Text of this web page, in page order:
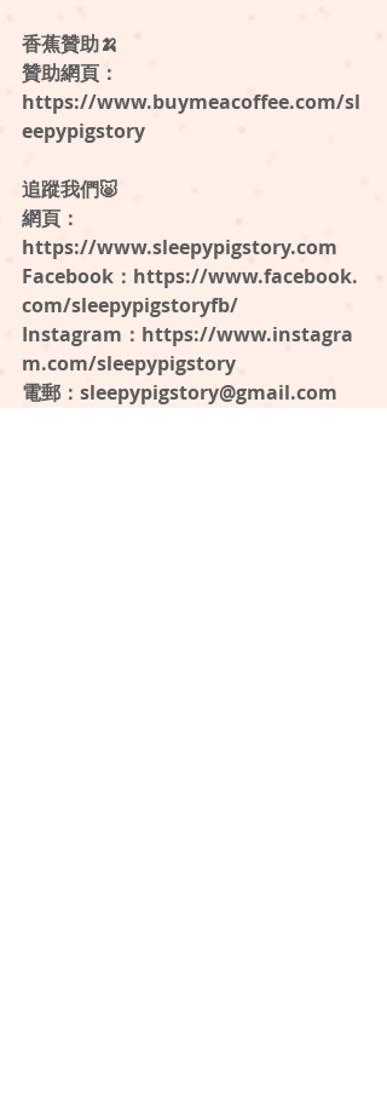
香蕉贊助🍌
贊助網頁：
https://www.buymeacoffee.com/sl
eepypigstory
追蹤我們🐷
網頁：
https://www.sleepypigstory.com ⁠
Facebook：⁠https://www.facebook.
com/sleepypigstoryfb/
Instagram：⁠https://www.instagra
m.com/sleepypigstory ⁠
電郵：sleepypigstory@gmail.com